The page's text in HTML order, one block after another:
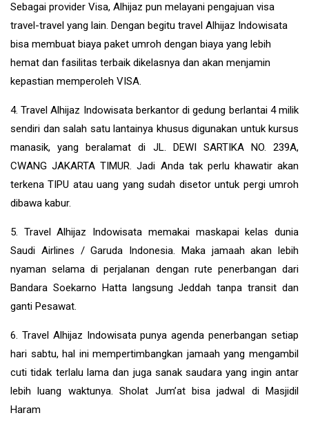
Sebagai provider Visa, Alhijaz pun melayani pengajuan visa
travel-travel yang lain. Dengan begitu travel Alhijaz Indowisata
bisa membuat biaya paket umroh dengan biaya yang lebih
hemat dan fasilitas terbaik dikelasnya dan akan menjamin
kepastian memperoleh VISA.
4. Travel Alhijaz Indowisata berkantor di gedung berlantai 4 milik
sendiri dan salah satu lantainya khusus digunakan untuk kursus
manasik, yang beralamat di JL. DEWI SARTIKA NO. 239A,
CWANG JAKARTA TIMUR. Jadi Anda tak perlu khawatir akan
terkena TIPU atau uang yang sudah disetor untuk pergi umroh
dibawa kabur.
5. Travel Alhijaz Indowisata memakai maskapai kelas dunia
Saudi Airlines / Garuda Indonesia. Maka jamaah akan lebih
nyaman selama di perjalanan dengan rute penerbangan dari
Bandara Soekarno Hatta langsung Jeddah tanpa transit dan
ganti Pesawat.
6. Travel Alhijaz Indowisata punya agenda penerbangan setiap
hari sabtu, hal ini mempertimbangkan jamaah yang mengambil
cuti tidak terlalu lama dan juga sanak saudara yang ingin antar
lebih luang waktunya. Sholat Jum’at bisa jadwal di Masjidil
Haram